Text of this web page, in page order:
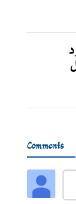
Comments